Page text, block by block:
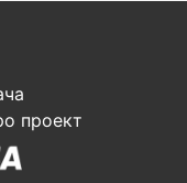
проект